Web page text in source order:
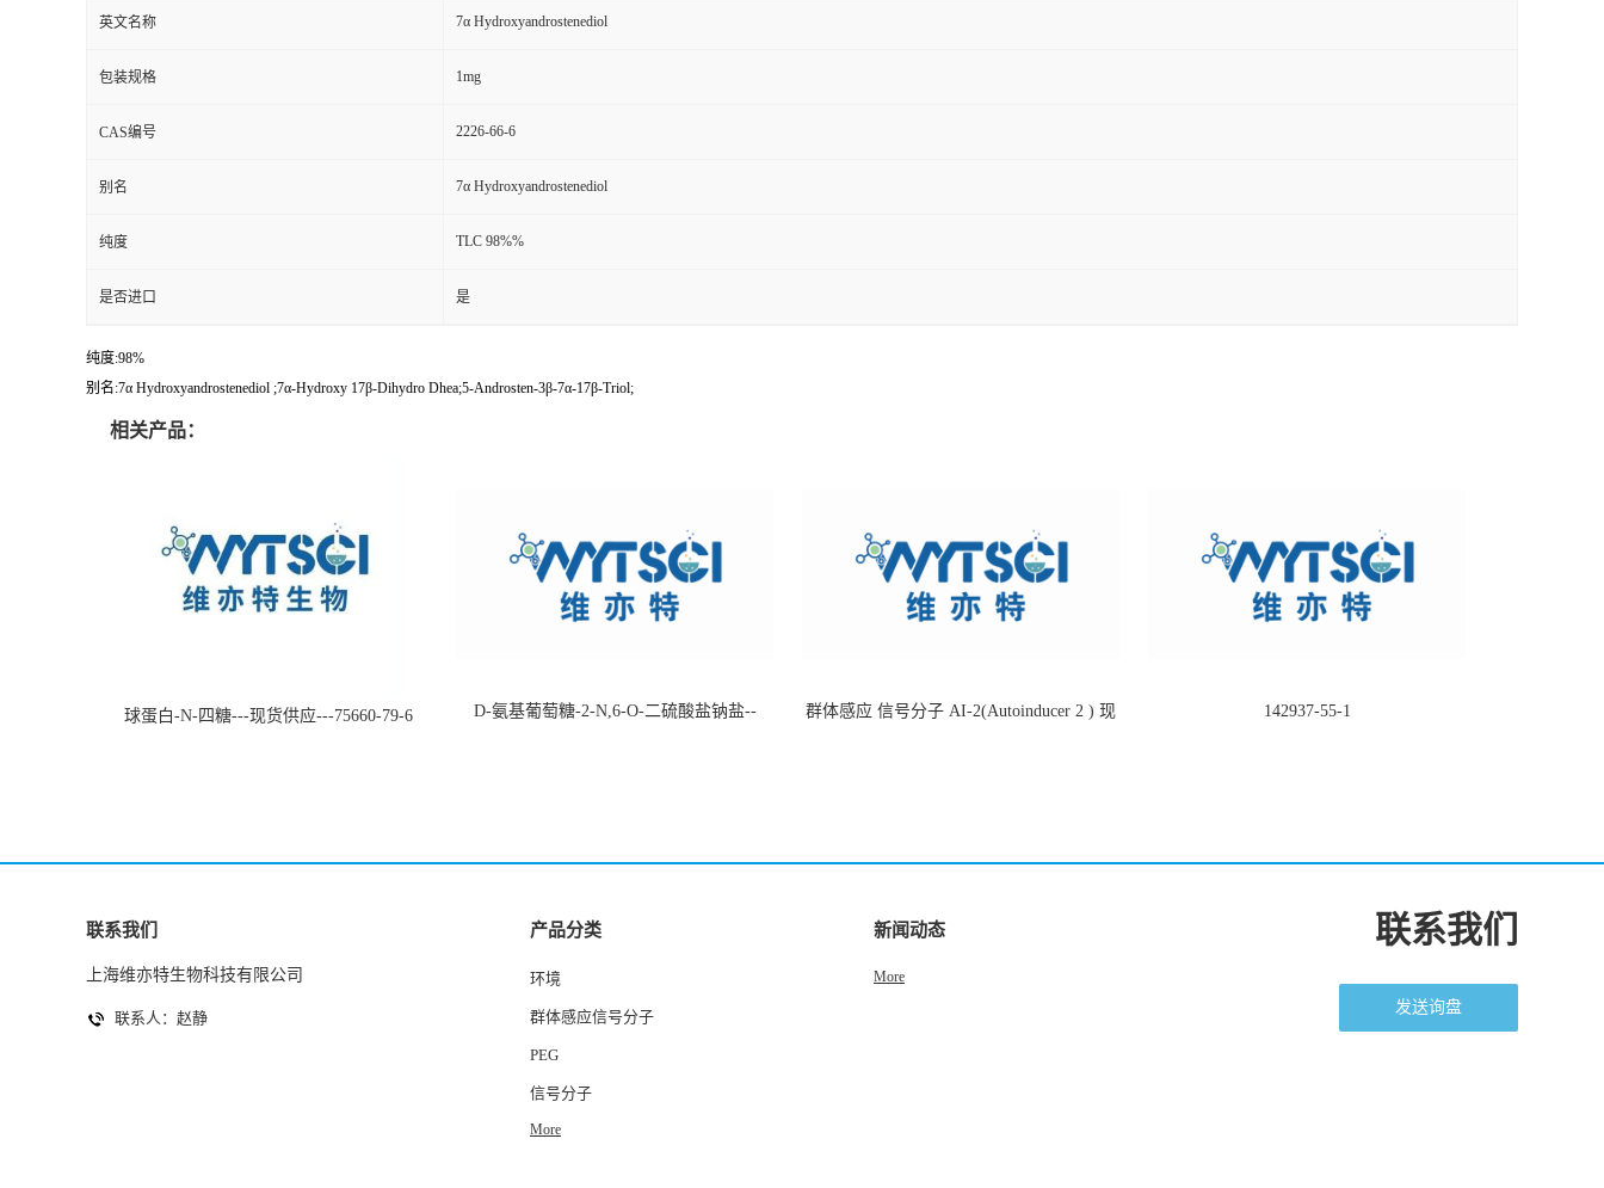
英文名称 7α Hydroxyandrostenediol
包装规格 1mg
CAS编号 2226-66-6
别名 7α Hydroxyandrostenediol
纯度 TLC 98%%
是否进口 是
纯度:98%
别名:7α Hydroxyandrostenediol ;7α-Hydroxy 17β-Dihydro Dhea;5-Androsten-3β-7α-17β-Triol;
相关产品：
球蛋白-N-四糖---现货供应---75660-79-6
D-氨基葡萄糖-2-N,6-O-二硫酸盐钠盐--
群体感应 信号分子 AI-2(Autoinducer 2 ) 现
142937-55-1
联系我们
上海维亦特生物科技有限公司
联系人：赵静
产品分类
环境
群体感应信号分子
PEG
信号分子
More
新闻动态
More
联系我们
发送询盘